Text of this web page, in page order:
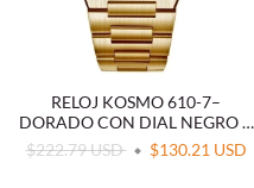
RELOJ KOSMO 610-7–
DORADO CON DIAL NEGRO Y
CRISTAL ZAFIRO
$222.79 USD $130.21 USD